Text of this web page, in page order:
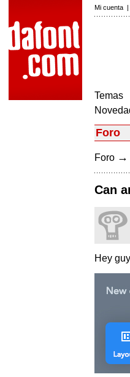
Mi cuenta |
Temas
Foro
Foro →
Can
Hey